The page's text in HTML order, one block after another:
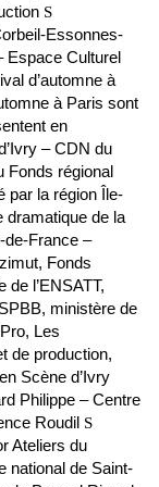
S
Essonnes-
Espace Culturel
d’automne à
à Paris sont
en
– CDN du
Fonds régional
par la région Île-
dramatique de la
de-France –
Fonds
de l’ENSATT,
ministère de
Les
de production,
Scène d’Ivry
Philippe – Centre
Roudil S
Ateliers du
national de Saint-